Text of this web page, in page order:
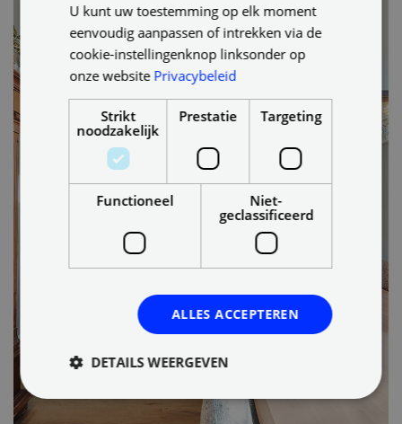
U kunt uw toestemming op elk moment
eenvoudig aanpassen of intrekken via de
cookie-instellingenknop linksonder op
onze website Privacybeleid
Strikt
noodzakelijk
Prestatie Targeting
Functioneel
Niet-
geclassificeerd
ALLES ACCEPTEREN
DETAILS WEERGEVEN